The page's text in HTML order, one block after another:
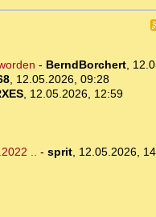
- BerndBorchert,
, 12.05.2026, 09:28
, 12.05.2026, 12:59
.. - sprit, 12.05.2026,